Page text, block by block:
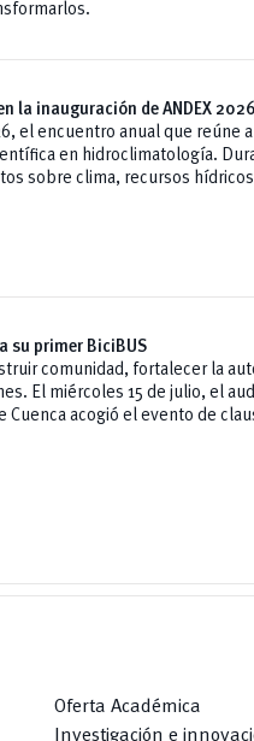
la inauguración de ANDEX 2026
el encuentro anual que reúne
en hidroclimatología.
sobre clima, recursos
su primer BiciBUS
comunidad, fortalecer la
El miércoles 15 de julio, el
Cuenca acogió el evento de
Oferta Académica
Investigación e